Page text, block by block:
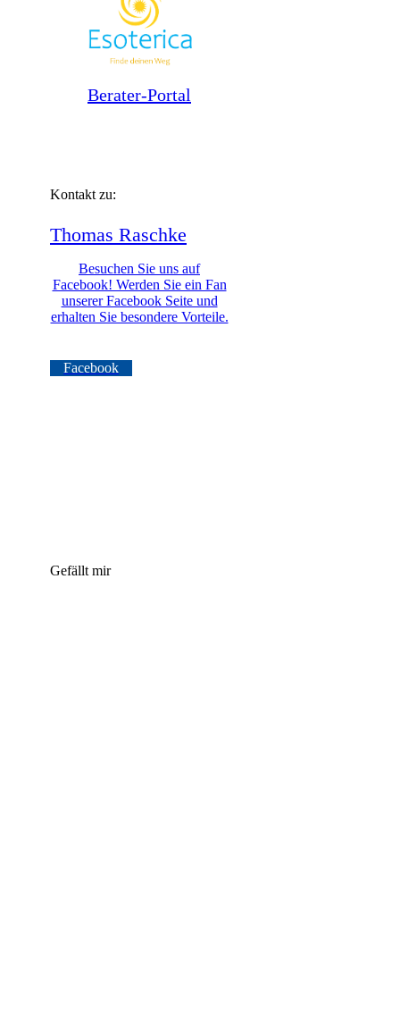
Berater-Portal
Kontakt zu:
Thomas Raschke
Besuchen Sie uns auf
Facebook! Werden Sie ein Fan
unserer Facebook Seite und
erhalten Sie besondere Vorteile.
Facebook
Gefällt mir